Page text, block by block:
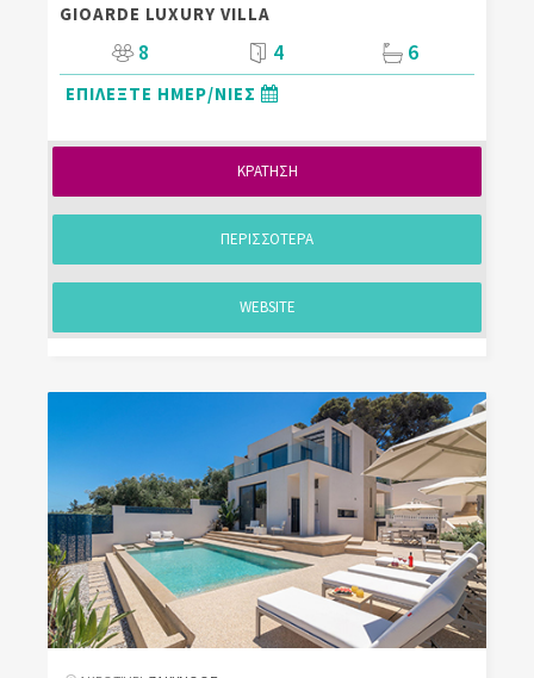
GIOARDE LUXURY VILLA
8 4 6
ΕΠΙΛΕΞΤΕ ΗΜΕΡ/ΝΙΕΣ
ΚΡΑΤΗΣΗ
ΠΕΡΙΣΣΟΤΕΡΑ
WEBSITE